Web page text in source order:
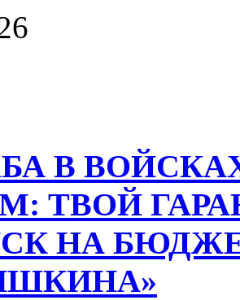
В
ТВОЙ
НА